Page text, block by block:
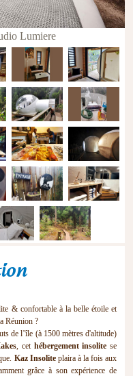
Lumiere
& confortable à la belle étoile et
Réunion ?
de l’île (à 1500 mètres d'altitude)
, cet hébergement insolite se
Kaz Insoliteplaira à la fois aux
grâce à son expérience de